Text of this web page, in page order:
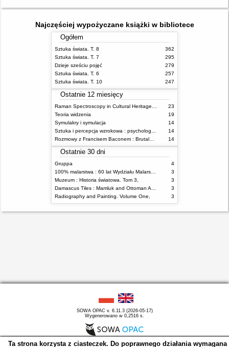
Najczęściej wypożyczane książki w bibliotece
Ogółem
Sztuka świata. T. 8
362
Sztuka świata. T. 7
295
Dzieje sześciu pojęć
279
Sztuka świata. T. 6
257
Sztuka świata. T. 10
247
Ostatnie 12 miesięcy
23
Teoria widzenia
19
Symulakry i symulacja
14
14
14
Ostatnie 30 dni
Gruppa
4
3
Muzeum : Historia światowa. Tom 3,
3
3
Radiography and Painting. Volume One,
3
SOWA OPAC v. 6.11.3 (2026-05-17)
Wygenerowano w 0,2516 s.
Ta strona korzysta z ciasteczek. Do poprawnego działania wymagana